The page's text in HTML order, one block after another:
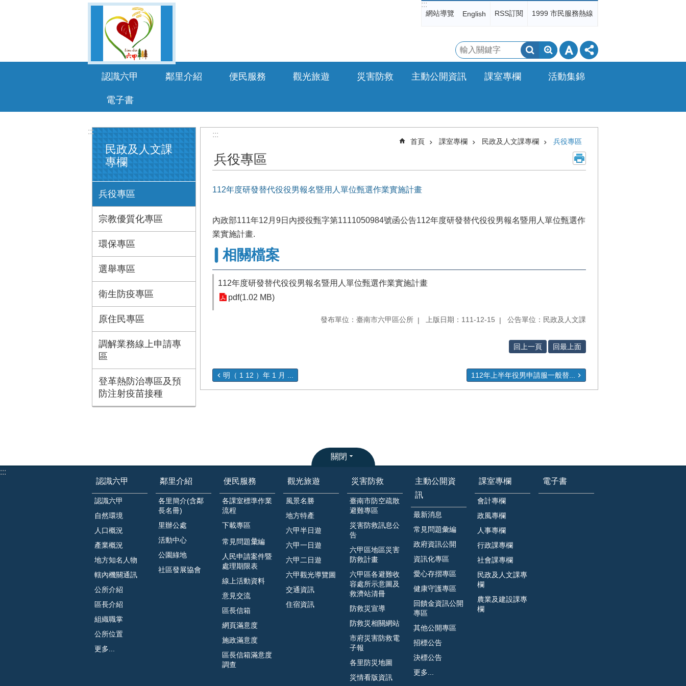
:::
網站導覽 English RSS訂閱 1999 市民服務熱線
搜
尋
認識六甲 鄰里介紹 便民服務 觀光旅遊 災害防救 主動公開資訊 課室專欄 活動集錦
電子書
:::
民政及人文課
專欄
兵役專區
宗教優質化專區
環保專區
選舉專區
衛生防疫專區
原住民專區
調解業務線上申請專
區
登革熱防治專區及預
防注射疫苗接種
:::
首頁 課室專欄 民政及人文課專欄 兵役專區
兵役專區
112年度研發替代役役男報名暨用人單位甄選作業實施計畫
內政部111年12月9日內授役甄字第1111050984號函公告112年度研發替代役役男報名暨用人單位甄選作
業實施計畫.
相關檔案
112年度研發替代役役男報名暨用人單位甄選作業實施計畫
pdf(1.02 MB)
發布單位：臺南市六甲區公所 上版日期：111-12-15 公告單位：民政及人文課
回上一頁 回最上面
明（ 1 12 ）年 1 月 ... 112年上半年役男申請服一般替...
關閉
:::
認識六甲
認識六甲
自然環境
人口概況
產業概況
地方知名人物
轄內機關通訊
公所介紹
區長介紹
組織職掌
公所位置
更多...
鄰里介紹
各里簡介(含鄰
長名冊)
里辦公處
活動中心
公園綠地
社區發展協會
便民服務
各課室標準作業
流程
下載專區
常見問題𢑥編
人民申請案件暨
處理期限表
線上活動資料
意見交流
區長信箱
網頁滿意度
施政滿意度
區長信箱滿意度
調查
觀光旅遊
風景名勝
地方特產
六甲半日遊
六甲一日遊
六甲二日遊
六甲觀光導覽圖
交通資訊
住宿資訊
災害防救
臺南市防空疏散
避難專區
災害防救訊息公
告
六甲區地區災害
防救計畫
六甲區各避難收
容處所示意圖及
救濟站清冊
防救災宣導
防救災相關網站
市府災害防救電
子報
各里防災地圖
災情看版資訊
主動公開資
訊
最新消息
常見問題彙編
政府資訊公開
資訊化專區
愛心存摺專區
健康守護專區
回饋金資訊公開
專區
其他公開專區
招標公告
決標公告
更多...
課室專欄
會計專欄
政風專欄
人事專欄
行政課專欄
社會課專欄
民政及人文課專
欄
農業及建設課專
欄
電子書